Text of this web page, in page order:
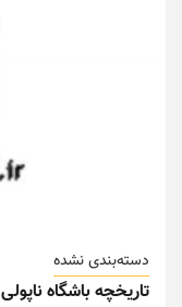
دسته‌بندی نشده
تاریخچه باشگاه ناپولی